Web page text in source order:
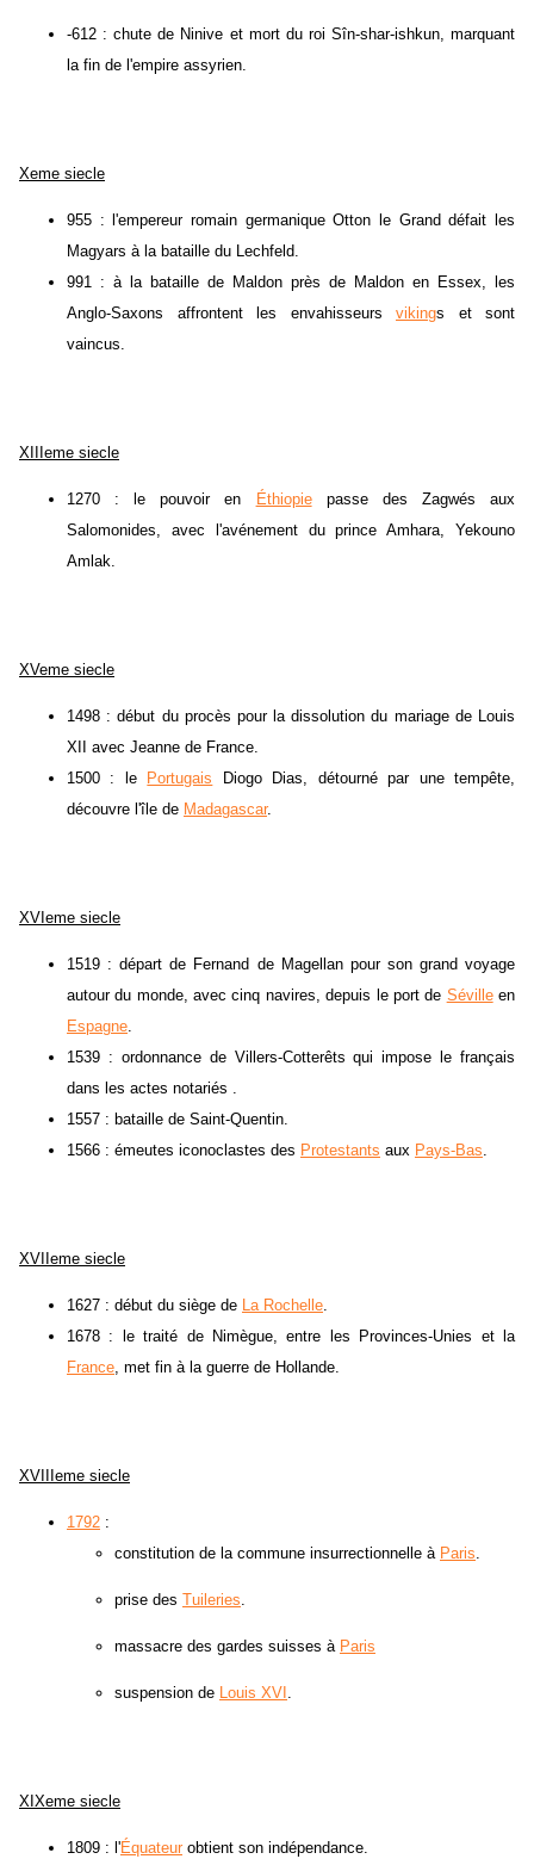
-612 : chute de Ninive et mort du roi Sîn-shar-ishkun, marquant
la fin de l'empire assyrien.
Xeme siecle
955 : l'empereur romain germanique Otton le Grand défait les
Magyars à la bataille du Lechfeld.
991 : à la bataille de Maldon près de Maldon en Essex, les
Anglo-Saxons affrontent les envahisseurs vikings et sont
vaincus.
XIIIeme siecle
1270 : le pouvoir en Éthiopiepasse des Zagwés aux
Salomonides, avec l'avénement du prince Amhara, Yekouno
Amlak.
XVeme siecle
1498 : début du procès pour la dissolution du mariage de Louis
XII avec Jeanne de France.
1500 : le
Portugais Diogo Dias, détourné par une tempête,
découvre l'île de Madagascar.
XVIeme siecle
1519 : départ de Fernand de Magellan pour son grand voyage
autour du monde, avec cinq navires, depuis le port de Sévilleen
Espagne.
1539 : ordonnance de Villers-Cotterêts qui impose le français
dans les actes notariés .
1557 : bataille de Saint-Quentin.
1566 : émeutes iconoclastes des Protestants aux Pays-Bas.
XVIIeme siecle
1627 : début du siège de La Rochelle.
1678 : le traité de Nimègue, entre les Provinces-Unies et la
France, met fin à la guerre de Hollande.
XVIIIeme siecle
1792 :
constitution de la commune insurrectionnelle à Paris.
prise des Tuileries.
massacre des gardes suisses à Paris
suspension de Louis XVI .
XIXeme siecle
1809 : l'Équateur obtient son indépendance.